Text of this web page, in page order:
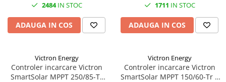
2484IN STOC
ADAUGA IN COS
1711 IN STOC
ADAUGA IN COS
Victron Energy
Controler incarcare Victron
SmartSolar MPPT 250/85-Tr
Victron Energy
Controler incarcare Victron
SmartSolar MPPT 150/60-Tr –